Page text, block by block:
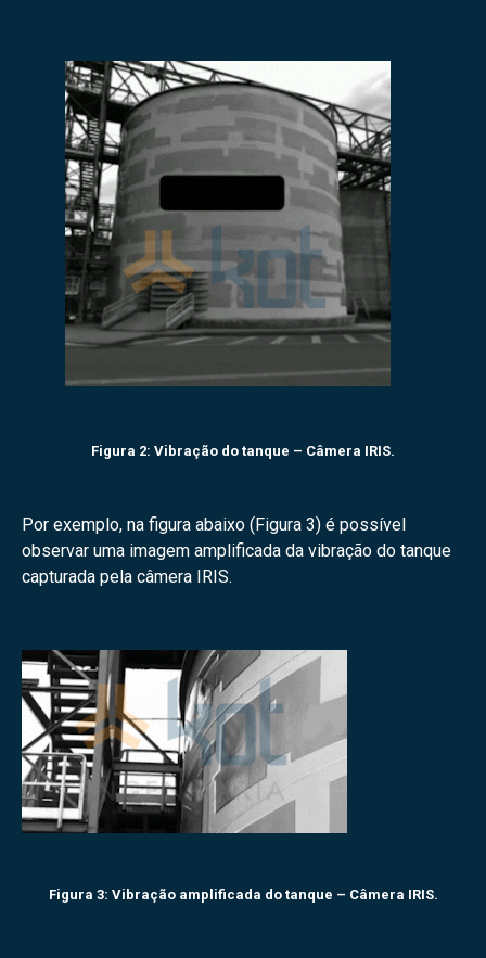
Figura 2: Vibração do tanque – Câmera IRIS.
Por exemplo, na figura abaixo (Figura 3) é possível
observar uma imagem amplificada da vibração do tanque
capturada pela câmera IRIS.
Figura 3: Vibração amplificada do tanque – Câmera IRIS.